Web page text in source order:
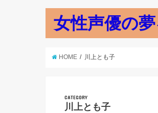
女性声優の
HOME 川上とも子
CATEGORY
川上とも子